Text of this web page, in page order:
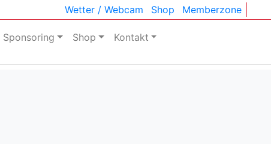
Wetter / Webcam Shop Memberzone
Sponsoring Shop Kontakt